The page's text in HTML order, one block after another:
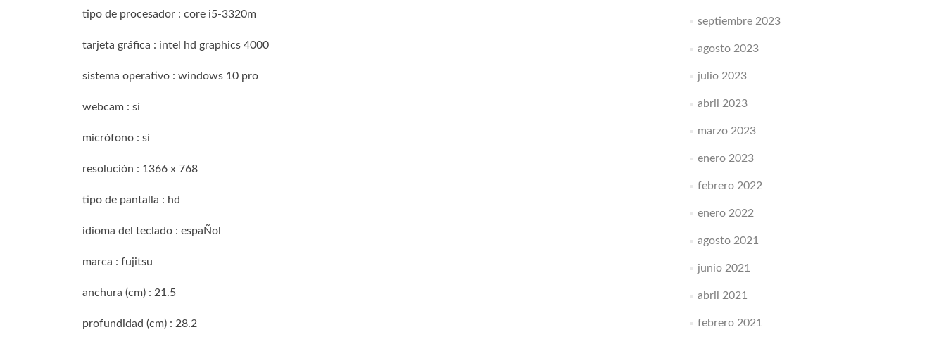
tipo de procesador : core i5-3320m
tarjeta gráfica : intel hd graphics 4000
sistema operativo : windows 10 pro
webcam : sí
micrófono : sí
resolución : 1366 x 768
tipo de pantalla : hd
idioma del teclado : espaÑol
marca : fujitsu
anchura (cm) : 21.5
profundidad (cm) : 28.2
septiembre 2023
agosto 2023
julio 2023
abril 2023
marzo 2023
enero 2023
febrero 2022
enero 2022
agosto 2021
junio 2021
abril 2021
febrero 2021